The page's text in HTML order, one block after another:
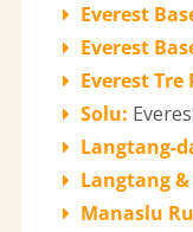
Everest
Everest
Everest Tre
Solu:
Langtang-
Langtang
Manaslu